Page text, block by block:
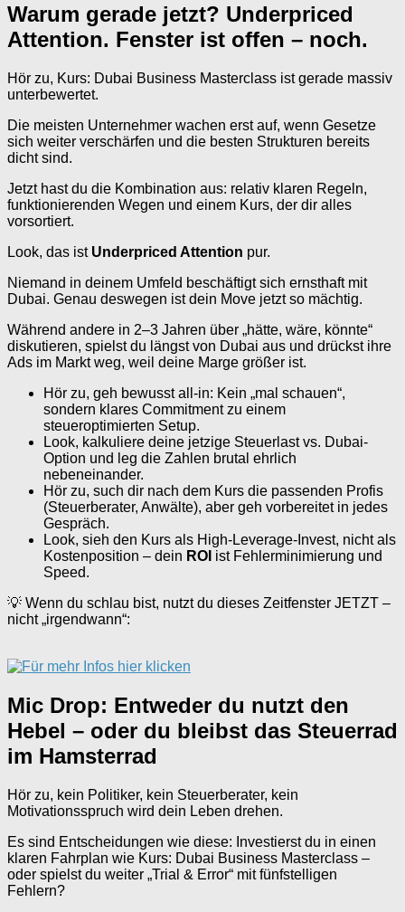
Warum gerade jetzt? Underpriced
Attention. Fenster ist offen – noch.
Hör zu, Kurs: Dubai Business Masterclass ist gerade massiv
unterbewertet.
Die meisten Unternehmer wachen erst auf, wenn Gesetze
sich weiter verschärfen und die besten Strukturen bereits
dicht sind.
Jetzt hast du die Kombination aus: relativ klaren Regeln,
funktionierenden Wegen und einem Kurs, der dir alles
vorsortiert.
Look, das ist Underpriced Attention pur.
Niemand in deinem Umfeld beschäftigt sich ernsthaft mit
Dubai. Genau deswegen ist dein Move jetzt so mächtig.
Während andere in 2–3 Jahren über „hätte, wäre, könnte“
diskutieren, spielst du längst von Dubai aus und drückst ihre
Ads im Markt weg, weil deine Marge größer ist.
Hör zu, geh bewusst all-in: Kein „mal schauen“,
sondern klares Commitment zu einem
steueroptimierten Setup.
Look, kalkuliere deine jetzige Steuerlast vs. Dubai-
Option und leg die Zahlen brutal ehrlich
nebeneinander.
Hör zu, such dir nach dem Kurs die passenden Profis
(Steuerberater, Anwälte), aber geh vorbereitet in jedes
Gespräch.
Look, sieh den Kurs als High-Leverage-Invest, nicht als
Kostenposition – dein ROI ist Fehlerminimierung und
Speed.
💡 Wenn du schlau bist, nutzt du dieses Zeitfenster JETZT –
nicht „irgendwann“:
Mic Drop: Entweder du nutzt den
Hebel – oder du bleibst das Steuerrad
im Hamsterrad
Hör zu, kein Politiker, kein Steuerberater, kein
Motivationsspruch wird dein Leben drehen.
Es sind Entscheidungen wie diese: Investierst du in einen
klaren Fahrplan wie Kurs: Dubai Business Masterclass –
oder spielst du weiter „Trial & Error“ mit fünfstelligen
Fehlern?